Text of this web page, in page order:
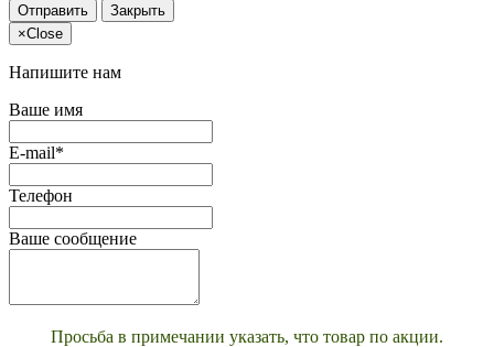
Отправить
Закрыть
×Close
Напишите нам
Ваше имя
E-mail*
Телефон
Ваше сообщение
Просьба в примечании указать, что товар по акции.